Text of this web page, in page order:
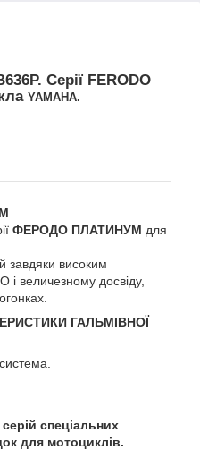
Серії FERODO
YAMAHA.
ФЕРОДО ПЛАТИНУМ для
завдяки високим
і величезному досвіду,
ГАЛЬМІВНОЇ
серій спеціальних
для мотоциклів.